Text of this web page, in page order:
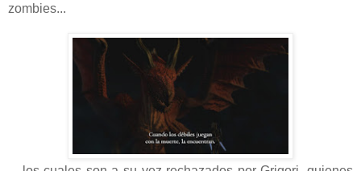
zombies...